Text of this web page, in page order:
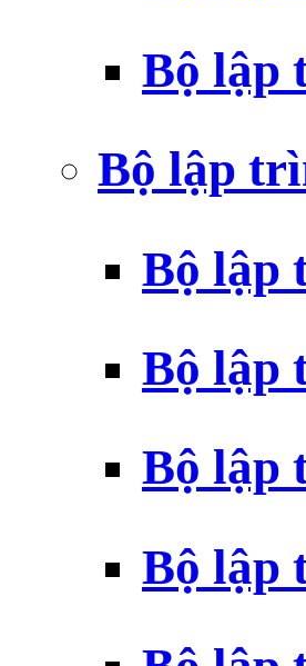
Bộ lập
Bộ lập
Bộ lập
Bộ lập
Bộ lập
Bộ lập